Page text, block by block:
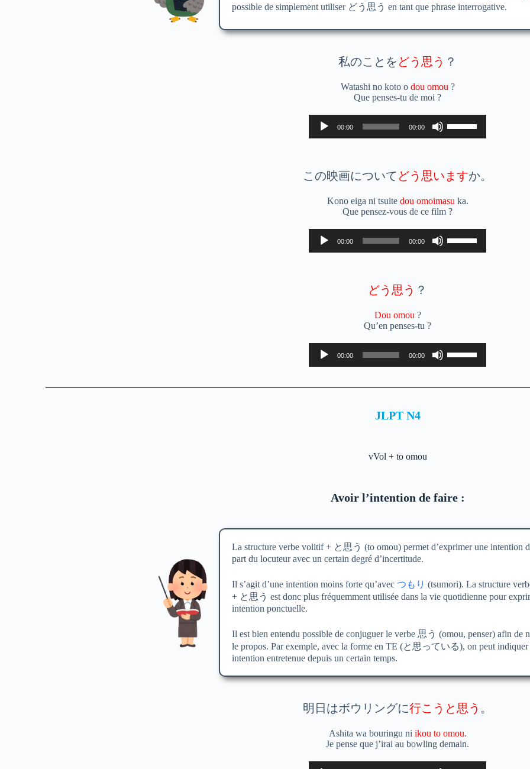
possible de simplement utiliser どう思う en tant que phrase interrogative.
私のことを どう思う ？
Watashi no koto o dou omou?
Que penses-tu de moi ?
Lecteur
audio
00:00 00:00
les
flèches
augmenter
ou
le
volume.
この映画について どう思いますか。
Kono eiga ni tsuite dou omoimasuka.
Que pensez-vous de ce film ?
Lecteur
audio
00:00 00:00
les
flèches
どう思う ？
Dou omou?
Qu’en penses-tu ?
Lecteur
audio
00:00 00:00
les
flèches
pour
JLPT N4
vVol + to omou
Avoir l’intention de faire :
La structure verbe volitif + と思う (to omou) permet d’exprimer une intention
part du locuteur avec un certain degré d’incertitude.
Il s’agit d’une intention moins forte qu’avec つもり (tsumori). La structure
+ と思う est donc plus fréquemment utilisée dans la vie quotidienne pour
intention ponctuelle.
Il est bien entendu possible de conjuguer le verbe 思う (omou, penser) afin de
le propos. Par exemple, avec la forme en TE (と思っている), on peut indiquer
intention entretenue depuis un certain temps.
明日はボウリングに行こうと思う 。
Ashita wa bouringu ni ikou to omou.
Je pense que j’irai au bowling demain.
Lecteur